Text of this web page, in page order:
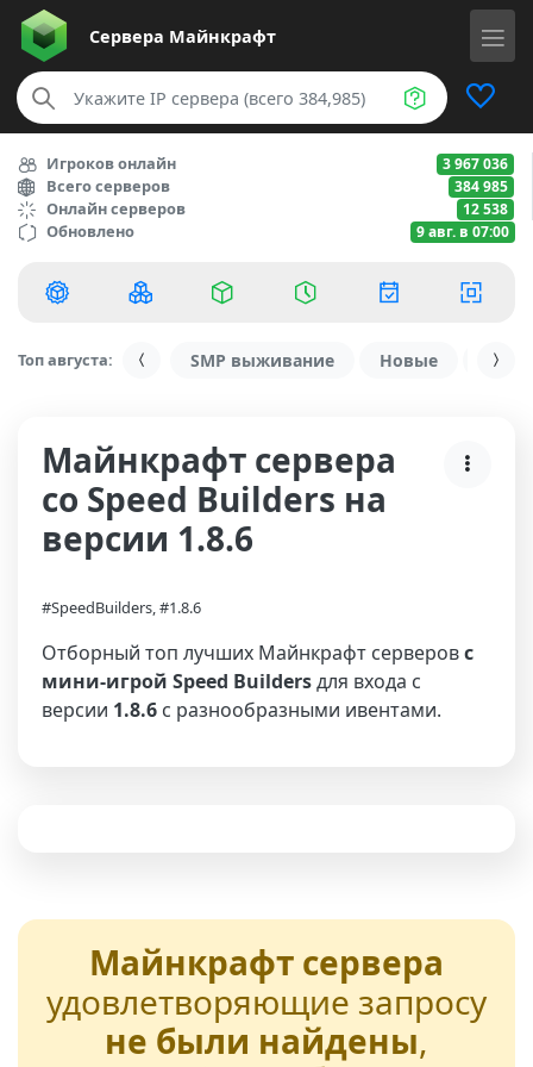
Сервера Майнкрафт
Игроков онлайн 3 967 036
Всего серверов 384 985
Онлайн серверов 12 538
Обновлено 9 авг. в 07:00
Топ августа: SMP выживание Новые С
Майнкрафт сервера
со Speed Builders на
версии 1.8.6
#SpeedBuilders, #1.8.6
Отборный топ лучших Майнкрафт серверовс
мини-игрой Speed Buildersдля входа с
версии 1.8.6 с разнообразными ивентами.
Майнкрафт сервера
удовлетворяющие запросу
не были найдены,